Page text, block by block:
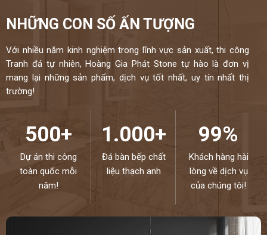
NHỮNG CON SỐ ẤN TƯỢNG
Với nhiều năm kinh nghiệm trong lĩnh vực sản xuất, thi công
Tranh đá tự nhiên, Hoàng Gia Phát Stone tự hào là đơn vị
mang lại những sản phẩm, dịch vụ tốt nhất, uy tín nhất thị
trường!
500+
Dự án thi công
toàn quốc mỗi
năm!
1.000+
Đá bàn bếp chất
liệu thạch anh
99%
Khách hàng hài
lòng về dịch vụ
của chúng tôi!